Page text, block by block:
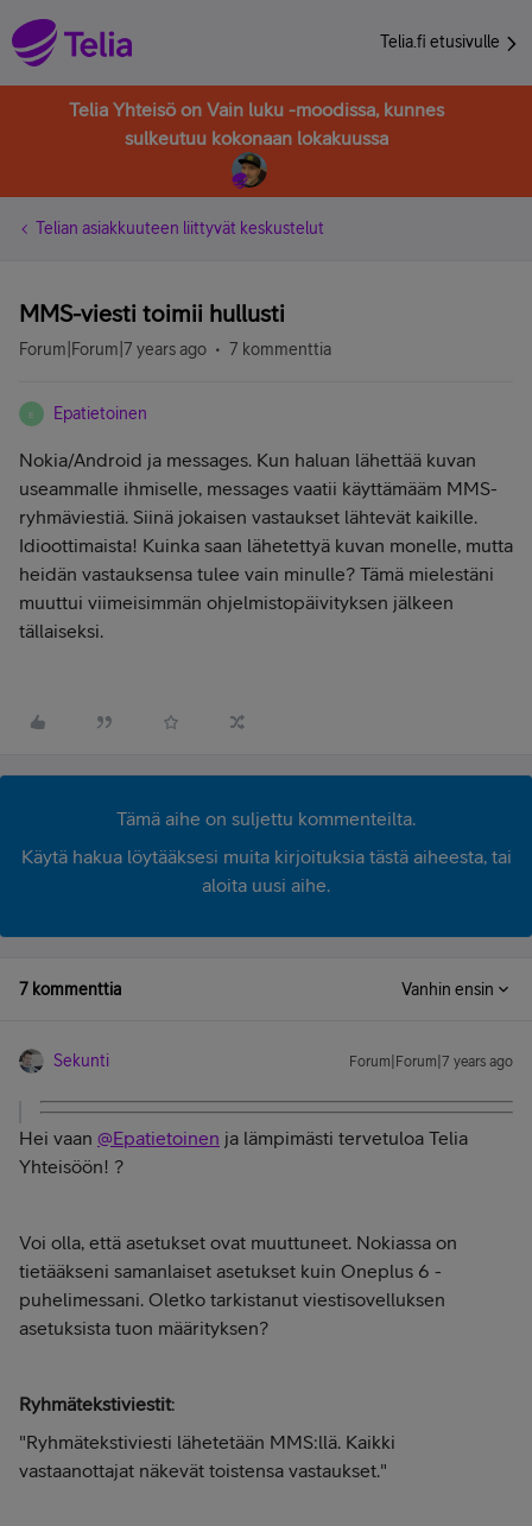
Telia.fi etusivulle
Telia Yhteisö on Vain luku -moodissa, kunnes
sulkeutuu kokonaan lokakuussa
Telian asiakkuuteen liittyvät keskustelut
MMS-viesti toimii hullusti
Forum|Forum|7 years ago 7 kommenttia
E Epatietoinen
Nokia/Android ja messages. Kun haluan lähettää kuvan
useammalle ihmiselle, messages vaatii käyttämääm MMS-
ryhmäviestiä. Siinä jokaisen vastaukset lähtevät kaikille.
Idioottimaista! Kuinka saan lähetettyä kuvan monelle, mutta
heidän vastauksensa tulee vain minulle? Tämä mielestäni
muuttui viimeisimmän ohjelmistopäivityksen jälkeen
tällaiseksi.
Tämä aihe on suljettu kommenteilta.
Käytä hakua löytääksesi muita kirjoituksia tästä aiheesta, tai
aloita uusi aihe.
7 kommenttia Vanhin ensin
Sekunti Forum|Forum|7 years ago
Hei vaan @Epatietoinen ja lämpimästi tervetuloa Telia
Yhteisöön! ?
Voi olla, että asetukset ovat muuttuneet. Nokiassa on
tietääkseni samanlaiset asetukset kuin Oneplus 6 -
puhelimessani. Oletko tarkistanut viestisovelluksen
asetuksista tuon määrityksen?
Ryhmätekstiviestit:
"Ryhmätekstiviesti lähetetään MMS:llä. Kaikki
vastaanottajat näkevät toistensa vastaukset."